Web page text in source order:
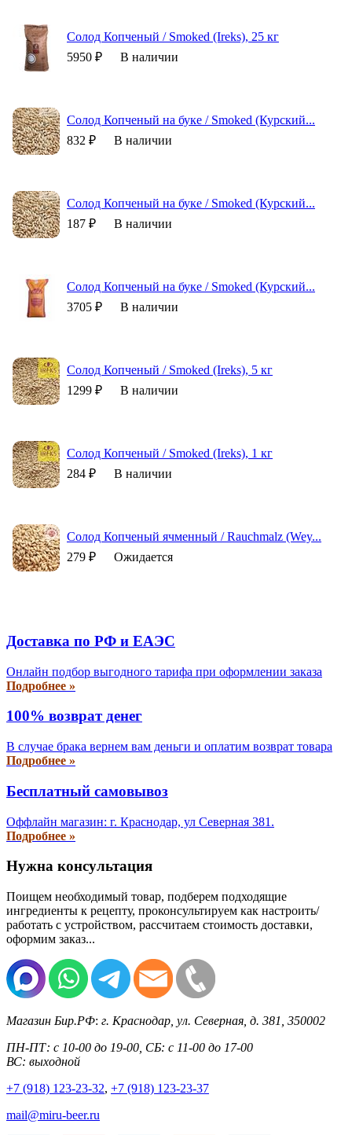
Солод Копченый / Smoked (Ireks), 25 кг
5950 ₽
В наличии
Солод Копченый на буке / Smoked (Курский...
832 ₽
В наличии
Солод Копченый на буке / Smoked (Курский...
187 ₽
В наличии
Солод Копченый на буке / Smoked (Курский...
3705 ₽
В наличии
Солод Копченый / Smoked (Ireks), 5 кг
1299 ₽
В наличии
Солод Копченый / Smoked (Ireks), 1 кг
284 ₽
В наличии
Солод Копченый ячменный / Rauchmalz (Wey...
279 ₽
Ожидается
Доставка по РФ и EAЭС
Онлайн подбор выгодного тарифа при оформлении заказа
Подробнее »
100% возврат денег
В случае брака вернем вам деньги и оплатим возврат товара
Подробнее »
Бесплатный самовывоз
Оффлайн магазин: г. Краснодар, ул Северная 381.
Подробнее »
Нужна консультация
Поищем необходимый товар, подберем подходящие
ингредиенты к рецепту, проконсультируем как настроить/
работать с устройством, рассчитаем стоимость доставки,
оформим заказ...
Магазин Бир.РФ: г. Краснодар ул. Северная, д. 381 350002
ПН-ПТ: с 10-00 до 19-00, СБ: с 11-00 до 17-00
ВС: выходной
+7 (918) 123-23-32, +7 (918) 123-23-37
mail@miru-beer.ru